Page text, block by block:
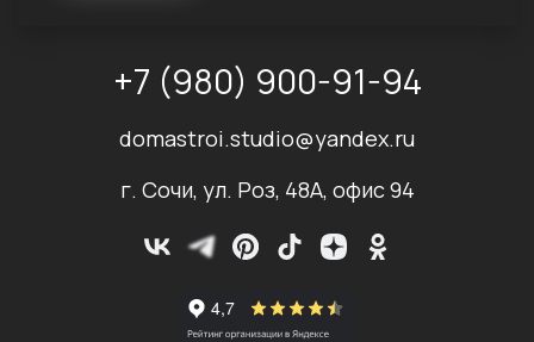
+7 (980) 900-91-94
domastroi.studio@yandex.ru
г. Сочи, ул. Роз, 48А, офис 94